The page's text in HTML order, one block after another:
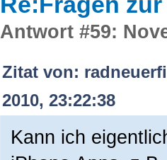
Antwort #59:
Zitat von:
2010, 23:22:38
Kann ich